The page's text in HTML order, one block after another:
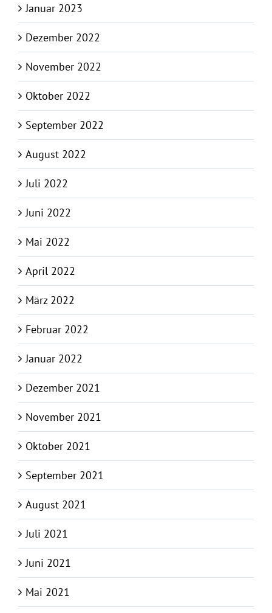
Januar 2023
Dezember 2022
November 2022
Oktober 2022
September 2022
August 2022
Juli 2022
Juni 2022
Mai 2022
April 2022
März 2022
Februar 2022
Januar 2022
Dezember 2021
November 2021
Oktober 2021
September 2021
August 2021
Juli 2021
Juni 2021
Mai 2021